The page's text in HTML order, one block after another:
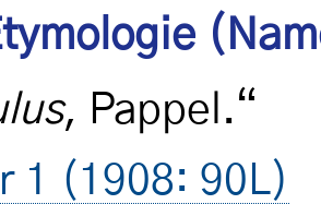
, Pappel.“
1 (1908: 90L)